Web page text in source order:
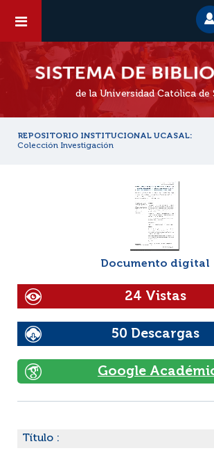
de la Universidad Católica de
REPOSITORIO INSTITUCIONAL UCASAL:
Colección Investigación
Documento digital
24 Vistas
50 Descargas
Google
Título :